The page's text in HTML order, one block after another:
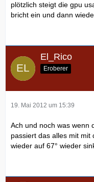
plötzlich steigt die gpu
bricht ein und dann
El_Rico
Eroberer
19. Mai 2012 um 15:39
Ach und noch was wenn
passiert das alles mit
wieder auf 67° wieder